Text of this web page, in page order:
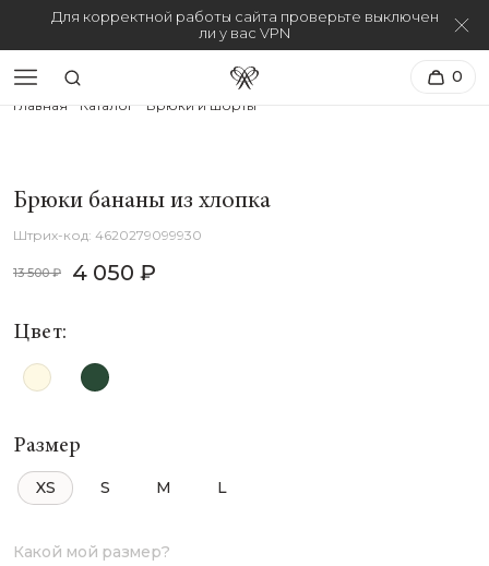
Для корректной работы сайта проверьте выключен
ли у вас VPN
0
Главная Каталог Брюки и шорты
Брюки бананы из хлопка
4620279099930
13 500 ₽ 4 050 ₽
Цвет:
Размер
XS S M L
Какой мой размер?